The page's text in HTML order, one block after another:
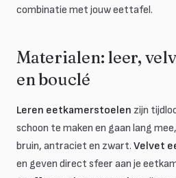
combinatie met jouw eettafel.
Materialen: leer,
en bouclé
Leren eetkamerstoelen zijn
schoon te maken en gaan lang
bruin, antraciet en zwart. Velvet
en geven direct sfeer aan je